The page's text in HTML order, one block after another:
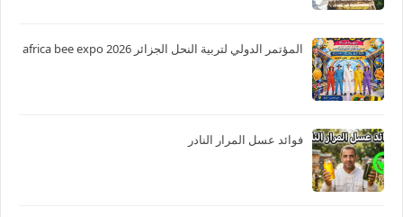
المؤتمر الدولي لتربية النحل الجزائر 2026 africa bee expo
فوائد عسل المرار النادر